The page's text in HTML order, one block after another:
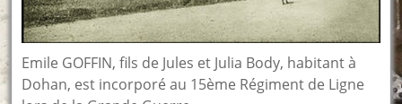
Emile GOFFIN, fils de Jules et Julia Body, habitant à
Dohan, est incorporé au 15ème Régiment de Ligne